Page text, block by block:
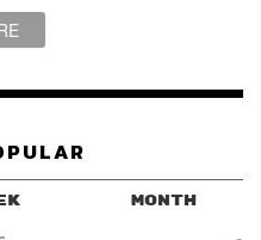
ประเด็นความสัมพันธ์
หว่างสามี-ภรรยา คนรัก
เร็จ เมื่อผ่านสภาวะวิกฤต
ความรู้สึกชั่ววูบที่มาจาก
มือนอยู่คนเดียวในโลก
MONTH